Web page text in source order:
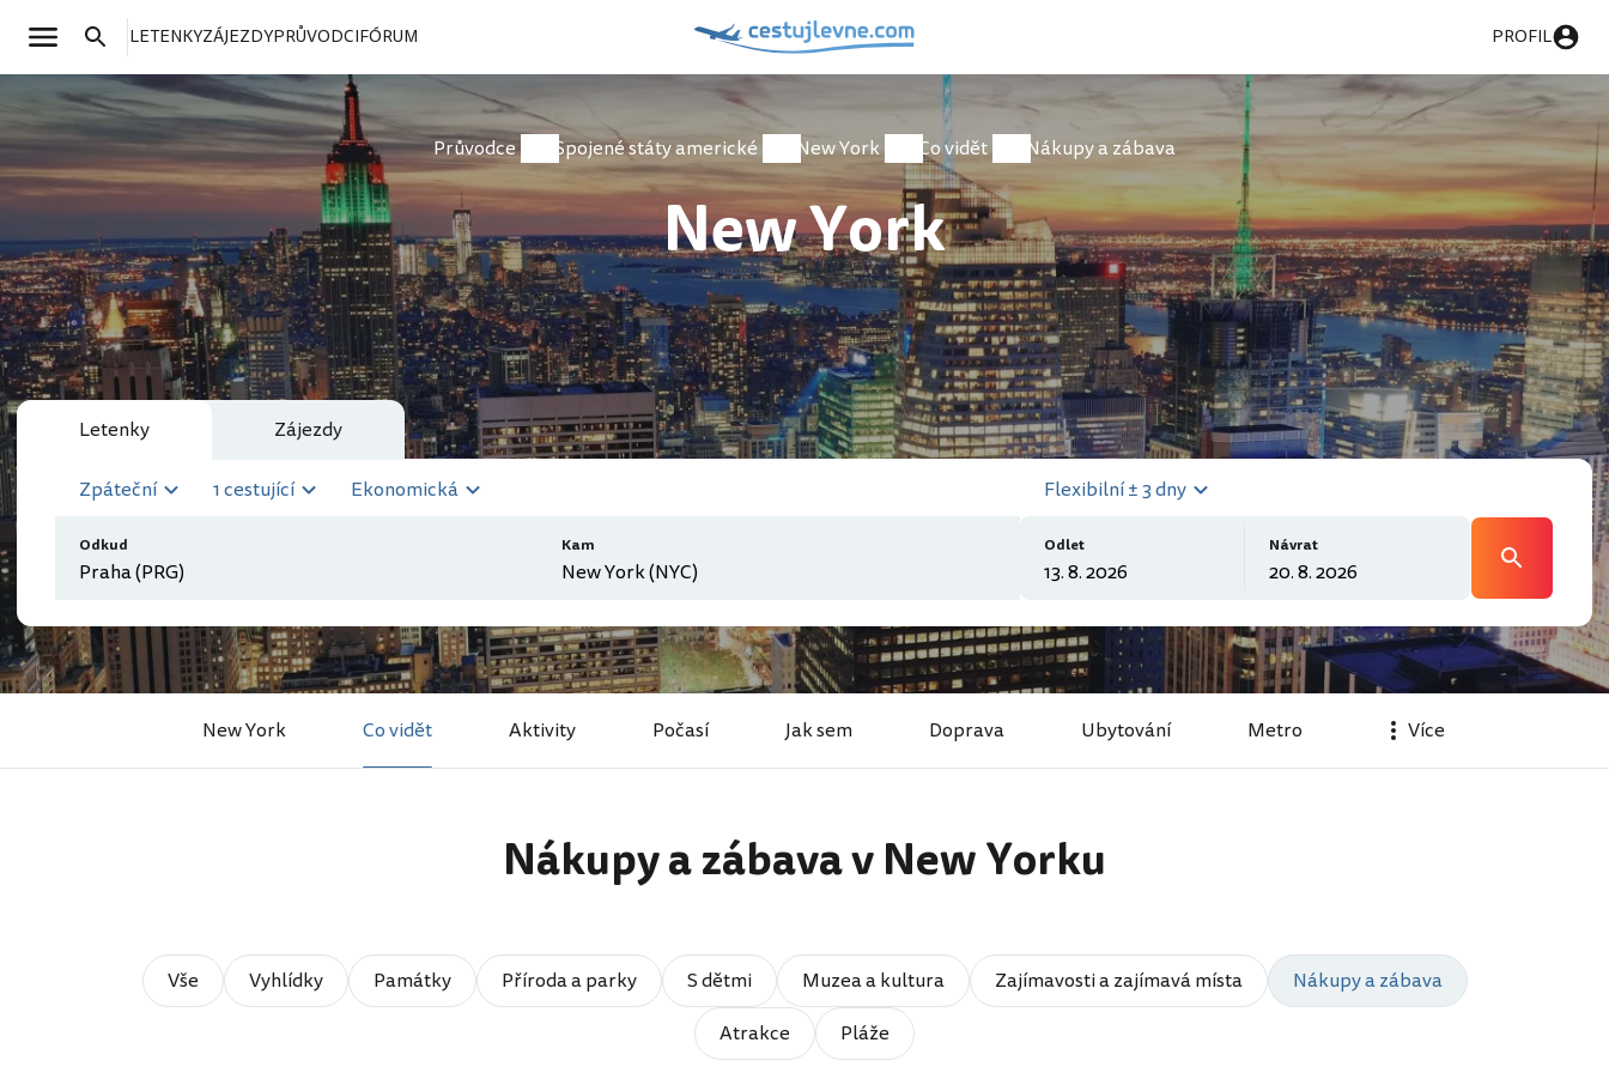
LETENKYZÁJEZDYPRŮVODCIFÓRUM PROFIL
Průvodce Spojené státy americké New York Co vidět Nákupy a zábava
New York
Letenky Zájezdy
Zpáteční 1 cestující Ekonomická
Odkud Kam
Flexibilní ± 3 dny
Odlet Návrat
New York Co vidět Aktivity Počasí Jak sem Doprava Ubytování Metro Více
Nákupy a zábava v New Yorku
Vše Vyhlídky Památky Příroda a parky S dětmi Muzea a kultura Zajímavosti a zajímavá místa
Nákupy a zábava
Atrakce
Pláže